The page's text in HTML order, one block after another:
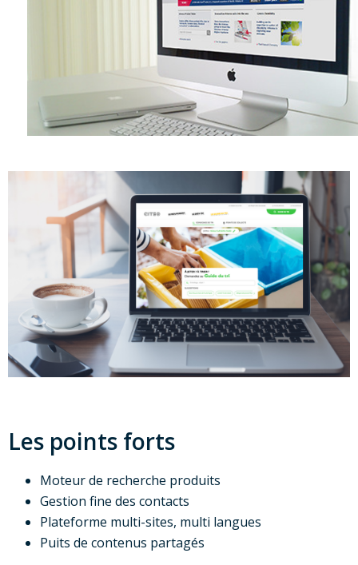
Les points forts
Moteur de recherche produits
Gestion fine des contacts
Plateforme multi-sites, multi langues
Puits de contenus partagés